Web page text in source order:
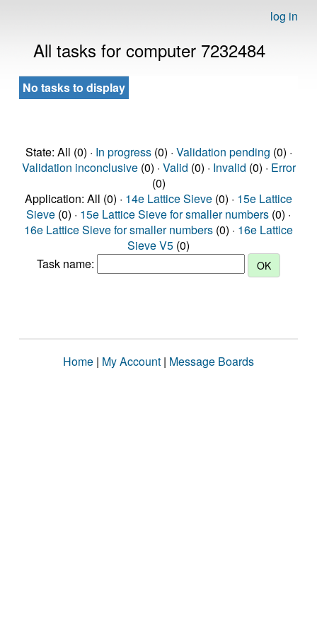
log in
All tasks for computer 7232484
No tasks to display
State: All (0) · In progress(0) · Validation pending (0) ·
Validation inconclusive(0) · Valid (0) · Invalid (0) · Error
(0)
Application: All (0) · 14e Lattice Sieve (0) · 15e Lattice
Sieve (0) · 15e Lattice Sieve for smaller numbers (0) ·
16e Lattice Sieve for smaller numbers (0) · 16e Lattice
Sieve V5 (0)
Task name:
Home | My Account | Message Boards